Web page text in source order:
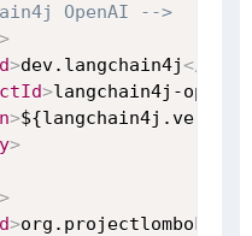
OpenAI -->
>
>dev.langchain4j</
>langchain4j-open-
>
>
>
>org.projectlombok